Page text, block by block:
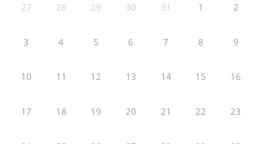
27 28 29 30 31 1 2
3 4 5 6 7 8 9
10 11 12 13 14 15 16
17 18 19 20 21 22 23